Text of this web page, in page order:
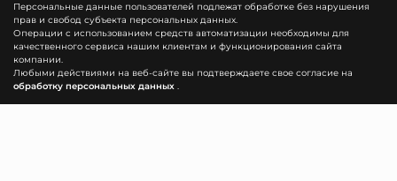
Персональные данные пользователей подлежат обработке без нарушения
прав и свобод субъекта персональных данных.
Операции с использованием средств автоматизации необходимы для
качественного сервиса нашим клиентам и функционирования сайта
компании.
Любыми действиями на веб-сайте вы подтверждаете свое согласие на
обработку персональных данных .